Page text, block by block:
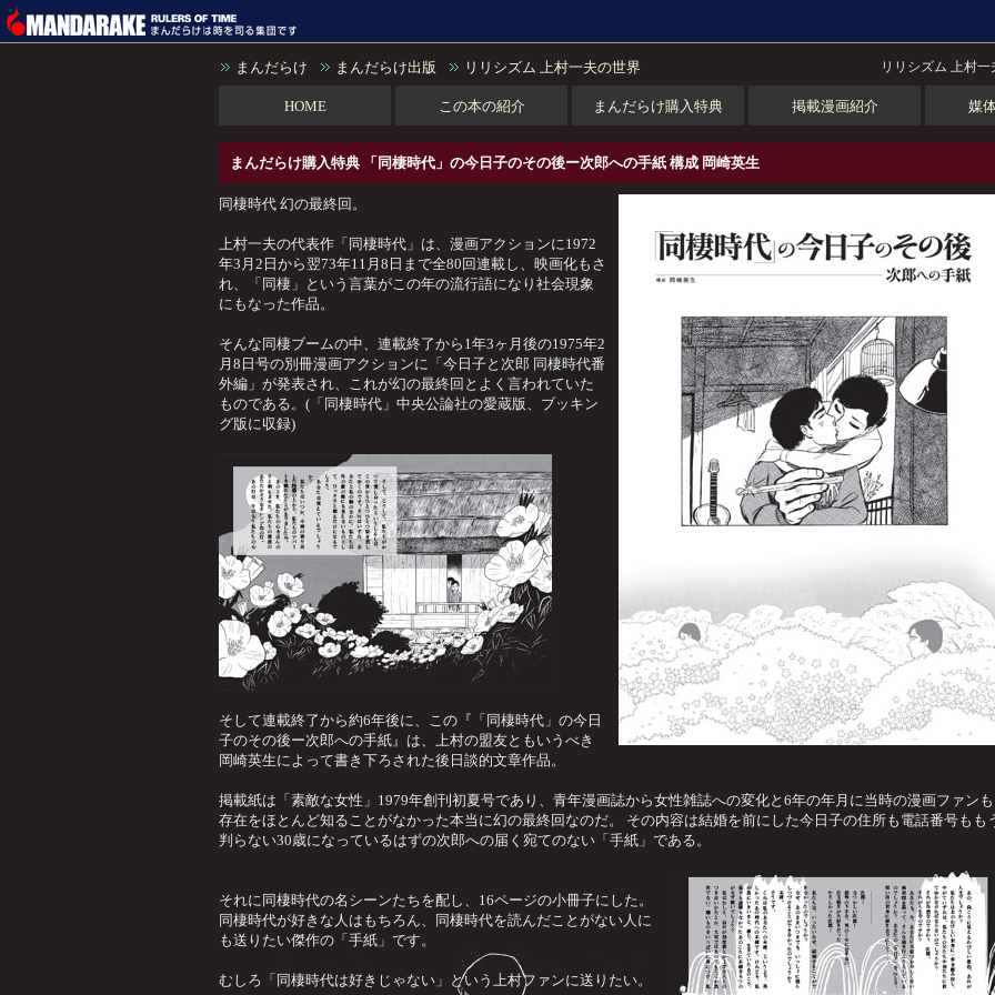
まんだらけ まんだらけ出版 リリシズム 上村一夫の世界 リリシズム 上村
HOME この本の紹介 まんだらけ購入特典 掲載漫画紹介 媒
まんだらけ購入特典 「同棲時代」の今日子のその後ー次郎への手紙 構成 岡崎英生
同棲時代 幻の最終回。
上村一夫の代表作「同棲時代」は、漫画アクションに1972
年3月2日から翌73年11月8日まで全80回連載し、映画化もさ
れ、「同棲」という言葉がこの年の流行語になり社会現象
にもなった作品。
そんな同棲ブームの中、連載終了から1年3ヶ月後の1975年2
月8日号の別冊漫画アクションに「今日子と次郎 同棲時代番
外編」が発表され、これが幻の最終回とよく言われていた
ものである。(「同棲時代」中央公論社の愛蔵版、ブッキン
グ版に収録)
そして連載終了から約6年後に、この『「同棲時代」の今日
子のその後ー次郎への手紙』は、上村の盟友ともいうべき
岡崎英生によって書き下ろされた後日談的文章作品。
掲載紙は「素敵な女性」1979年創刊初夏号であり、青年漫画誌から女性雑誌への変化と6年の年月に当時の漫画ファンも
存在をほとんど知ることがなかった本当に幻の最終回なのだ。 その内容は結婚を前にした今日子の住所も電話番号もも
判らない30歳になっているはずの次郎への届く宛てのない「手紙」である。
それに同棲時代の名シーンたちを配し、16ページの小冊子にした。
同棲時代が好きな人はもちろん、同棲時代を読んだことがない人に
も送りたい傑作の「手紙」です。
むしろ「同棲時代は好きじゃない」という上村ファンに送りたい。